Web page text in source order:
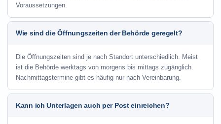
Voraussetzungen.
Wie sind die Öffnungszeiten der Behörde geregelt?
Die Öffnungszeiten sind je nach Standort unterschiedlich. Meist
ist die Behörde werktags von morgens bis mittags zugänglich.
Nachmittagstermine gibt es häufig nur nach Vereinbarung.
Kann ich Unterlagen auch per Post einreichen?